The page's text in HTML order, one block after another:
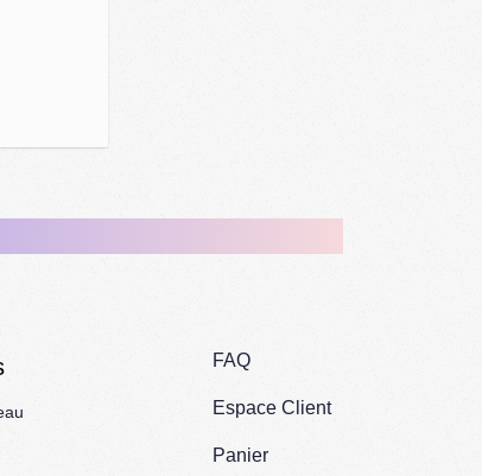
FAQ
Espace Client
Panier